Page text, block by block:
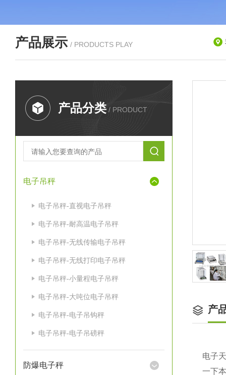
产品展示 / PRODUCTS PLAY
产品分类 / PRODUCT
电子吊秤
电子吊秤-直视电子吊秤
电子吊秤-耐高温电子吊秤
电子吊秤-无线传输电子吊秤
电子吊秤-无线打印电子吊秤
电子吊秤-小量程电子吊秤
电子吊秤-大吨位电子吊秤
电子吊秤-电子吊钩秤
电子吊秤-电子吊磅秤
防爆电子秤
产
电子
一下